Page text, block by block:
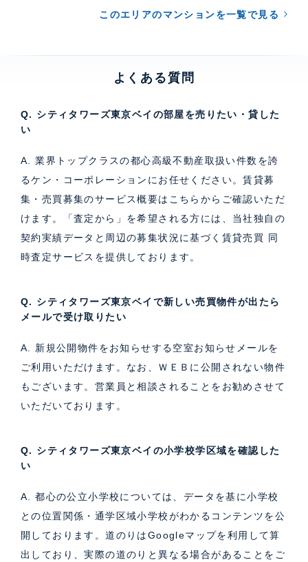
このエリアのマンションを一覧で見る
よくある質問
Q. シティタワーズ東京ベイの部屋を売りたい・貸した
い
A. 業界トップクラスの都心高級不動産取扱い件数を誇
るケン・コーポレーションにお任せください。賃貸募
集・売買募集のサービス概要はこちら からご確認いただ
けます。「査定から」を希望される方には、当社独自の
契約実績データと周辺の募集状況に基づく 賃貸売買 同
時査定サービス を提供しております。
Q. シティタワーズ東京ベイで新しい売買物件が出たら
メールで受け取りたい
A. 新規公開物件をお知らせする空室お知らせメールを
ご利用いただけます。なお、ＷＥＢに公開されない物件
もございます。営業員と相談されることをお勧めさせて
いただいております。
Q. シティタワーズ東京ベイの小学校学区域を確認した
い
A. 都心の公立小学校については、データを基に小学校
との位置関係・通学区域小学校がわかるコンテンツを公
開しております。道のりはGoogleマップを利用して算
出しており、実際の道のりと異なる場合があることをご